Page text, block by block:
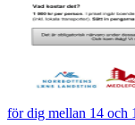
för dig mellan 14 och